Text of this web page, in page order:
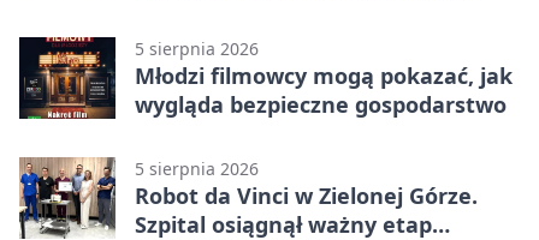
5 sierpnia 2026
Młodzi filmowcy mogą pokazać, jak
wygląda bezpieczne gospodarstwo
5 sierpnia 2026
Robot da Vinci w Zielonej Górze.
Szpital osiągnął ważny etap